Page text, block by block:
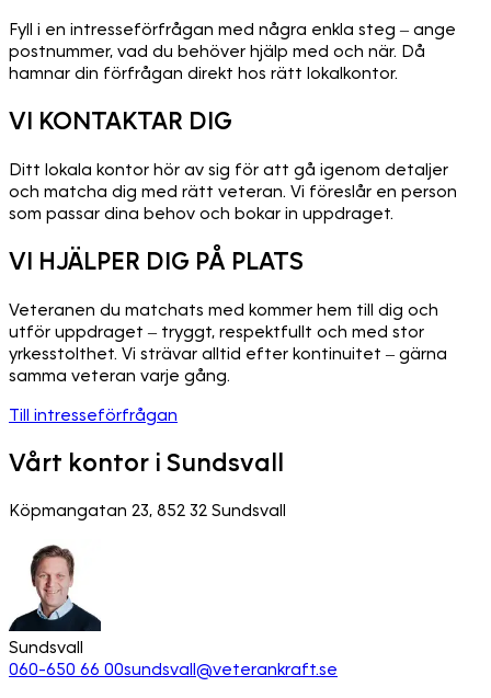
Fyll i en intresseförfrågan med några enkla steg – ange
postnummer, vad du behöver hjälp med och när. Då
hamnar din förfrågan direkt hos rätt lokalkontor.
VI KONTAKTAR DIG
Ditt lokala kontor hör av sig för att gå igenom detaljer
och matcha dig med rätt veteran. Vi föreslår en person
som passar dina behov och bokar in uppdraget.
VI HJÄLPER DIG PÅ PLATS
Veteranen du matchats med kommer hem till dig och
utför uppdraget – tryggt, respektfullt och med stor
yrkesstolthet. Vi strävar alltid efter kontinuitet – gärna
samma veteran varje gång.
Till intresseförfrågan
Vårt kontor i Sundsvall
Köpmangatan 23, 852 32 Sundsvall
Sundsvall
060-650 66 00sundsvall@veterankraft.se